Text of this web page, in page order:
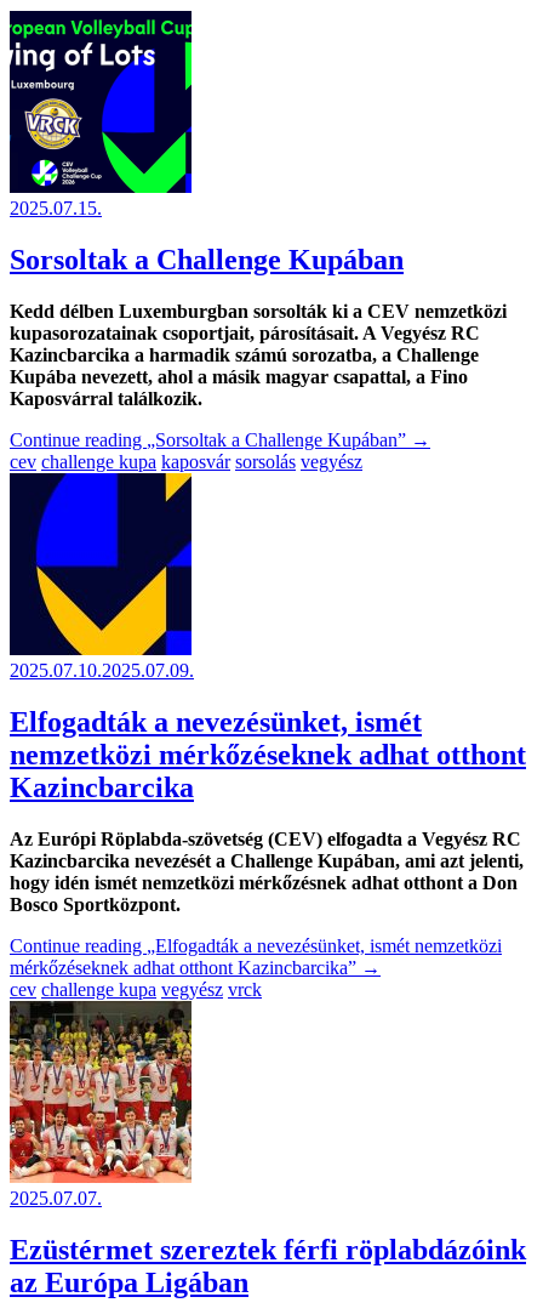
2025.07.15.
Sorsoltak a Challenge Kupában
Kedd délben Luxemburgban sorsolták ki a CEV nemzetközi
kupasorozatainak csoportjait, párosításait. A Vegyész RC
Kazincbarcika a harmadik számú sorozatba, a Challenge
Kupába nevezett, ahol a másik magyar csapattal, a Fino
Kaposvárral találkozik.
Continue reading „Sorsoltak a Challenge Kupában” →
cev challenge kupa kaposvár sorsolás vegyész
2025.07.10.2025.07.09.
Elfogadták a nevezésünket, ismét
nemzetközi mérkőzéseknek adhat otthont
Kazincbarcika
Az Európi Röplabda-szövetség (CEV) elfogadta a Vegyész RC
Kazincbarcika nevezését a Challenge Kupában, ami azt jelenti,
hogy idén ismét nemzetközi mérkőzésnek adhat otthont a Don
Bosco Sportközpont.
Continue reading „Elfogadták a nevezésünket, ismét nemzetközi
mérkőzéseknek adhat otthont Kazincbarcika” →
cev challenge kupa vegyész vrck
2025.07.07.
Ezüstérmet szereztek férfi röplabdázóink
az Európa Ligában